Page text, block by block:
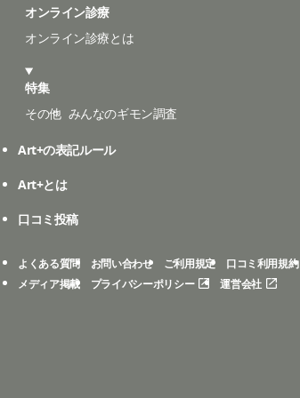
オンライン診療
オンライン診療とは
特集
その他 みんなのギモン調査
Art+の表記ルール
Art+とは
口コミ投稿
よくある質問 お問い合わせ ご利用規定 口コミ利用規約
メディア掲載
プライバシーポリシー 運営会社